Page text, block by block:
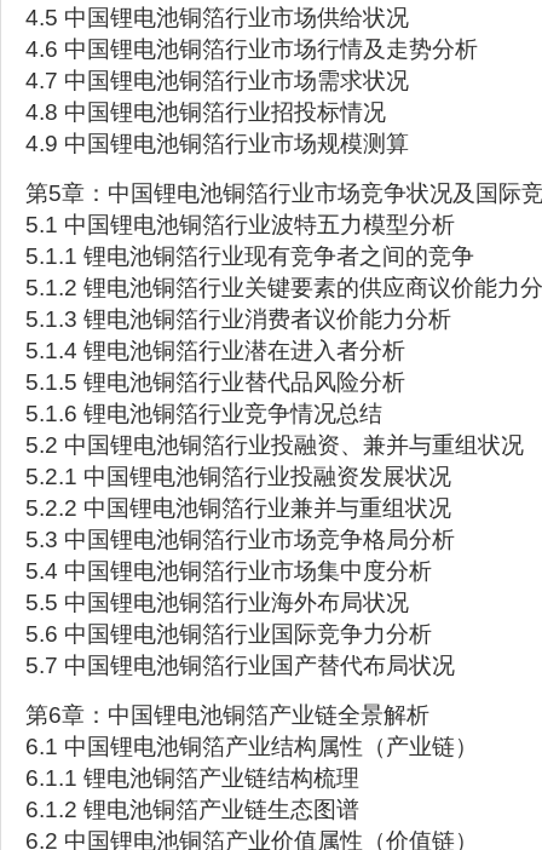
4.5 中国锂电池铜箔行业市场供给状况
4.6 中国锂电池铜箔行业市场行情及走势分析
4.7 中国锂电池铜箔行业市场需求状况
4.8 中国锂电池铜箔行业招投标情况
4.9 中国锂电池铜箔行业市场规模测算
第5章：中国锂电池铜箔行业市场竞争状况及国际
5.1 中国锂电池铜箔行业波特五力模型分析
5.1.1 锂电池铜箔行业现有竞争者之间的竞争
5.1.2 锂电池铜箔行业关键要素的供应商议价能力
5.1.3 锂电池铜箔行业消费者议价能力分析
5.1.4 锂电池铜箔行业潜在进入者分析
5.1.5 锂电池铜箔行业替代品风险分析
5.1.6 锂电池铜箔行业竞争情况总结
5.2 中国锂电池铜箔行业投融资、兼并与重组状况
5.2.1 中国锂电池铜箔行业投融资发展状况
5.2.2 中国锂电池铜箔行业兼并与重组状况
5.3 中国锂电池铜箔行业市场竞争格局分析
5.4 中国锂电池铜箔行业市场集中度分析
5.5 中国锂电池铜箔行业海外布局状况
5.6 中国锂电池铜箔行业国际竞争力分析
5.7 中国锂电池铜箔行业国产替代布局状况
第6章：中国锂电池铜箔产业链全景解析
6.1 中国锂电池铜箔产业结构属性（产业链）
6.1.1 锂电池铜箔产业链结构梳理
6.1.2 锂电池铜箔产业链生态图谱
6.2 中国锂电池铜箔产业价值属性（价值链）